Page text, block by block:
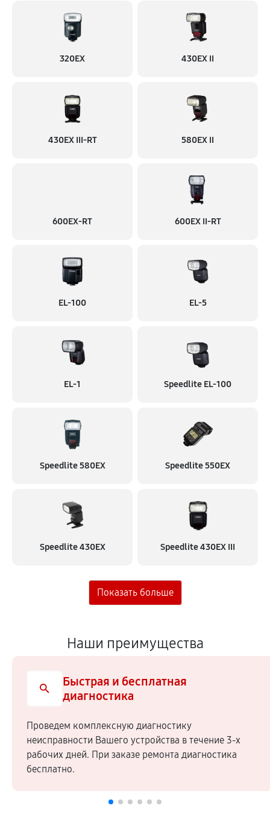
320EX 430EX II
430EX III-RT 580EX II
600EX-RT 600EX II-RT
EL-100 EL-5
EL-1 Speedlite EL-100
Speedlite 580EX Speedlite 550EX
Speedlite 430EX Speedlite 430EX III
Наши преимущества
Быстрая и бесплатная
диагностика
Проведем комплексную диагностику
неисправности Вашего устройства в течение 3-х
рабочих дней. При заказе ремонта диагностика
бесплатно.